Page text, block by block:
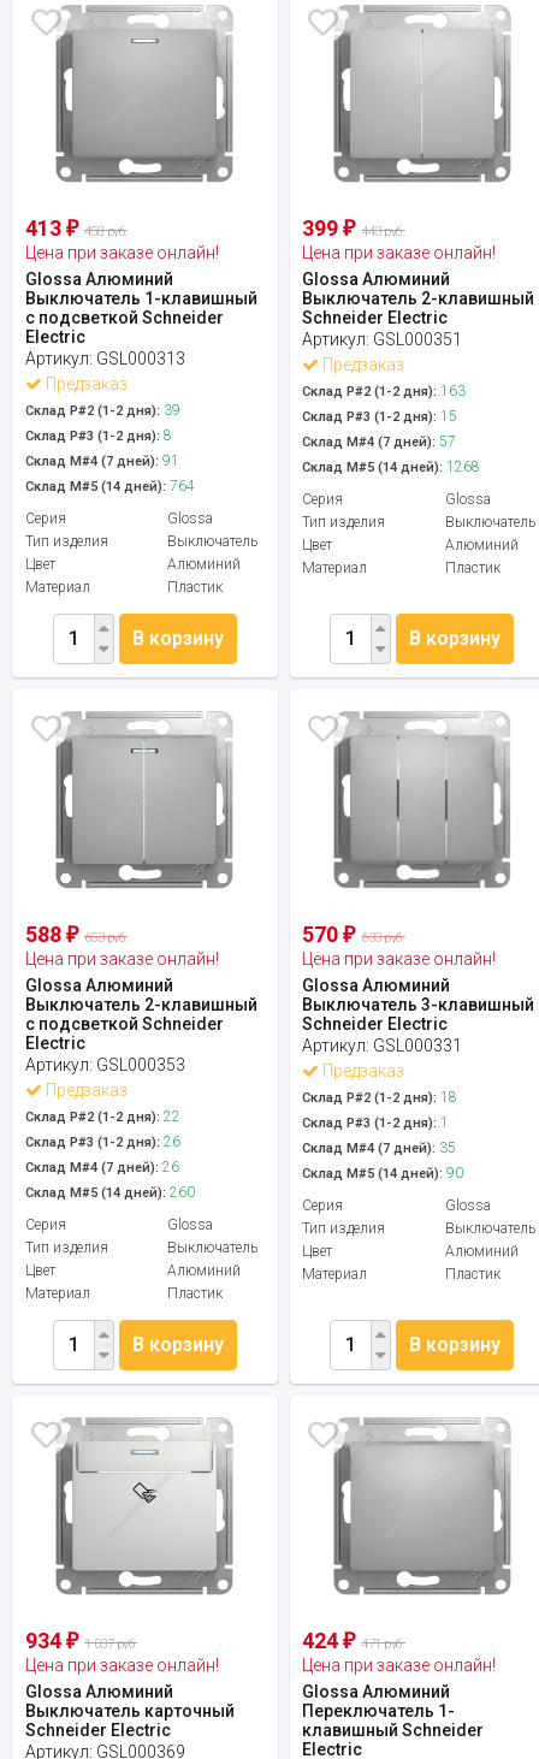
413 ₽ 458 руб.
Цена при заказе онлайн!
Glossa Алюминий
Выключатель 1-клавишный
с подсветкой Schneider
Electric
Артикул: GSL000313
Предзаказ
Склад Р#2 (1-2 дня): 39
Склад Р#3 (1-2 дня): 8
Склад М#4 (7 дней): 91
Склад М#5 (14 дней): 764
Серия
Glossa
Тип изделия
Выключатель
Цвет
Алюминий
Материал
Пластик
В корзину
399₽ 443 руб.
Цена при заказе онлайн!
Glossa Алюминий
Выключатель 2-клавишный
Schneider Electric
Артикул: GSL000351
Предзаказ
Склад Р#2 (1-2 дня): 163
Склад Р#3 (1-2 дня): 15
Склад М#4 (7 дней): 57
Склад М#5 (14 дней): 1268
Серия
Glossa
Тип изделия
Выключатель
Цвет
Алюминий
Материал
Пластик
В корзину
588 ₽ 653 руб.
Цена при заказе онлайн!
Glossa Алюминий
Выключатель 2-клавишный
с подсветкой Schneider
Electric
Артикул: GSL000353
Предзаказ
Склад Р#2 (1-2 дня): 22
Склад Р#3 (1-2 дня): 26
Склад М#4 (7 дней): 26
Склад М#5 (14 дней): 260
Серия
Glossa
Тип изделия
Выключатель
Цвет
Алюминий
Материал
Пластик
В корзину
570₽ 633 руб.
Цена при заказе онлайн!
Glossa Алюминий
Выключатель 3-клавишный
Schneider Electric
Артикул: GSL000331
Предзаказ
Склад Р#2 (1-2 дня): 18
Склад Р#3 (1-2 дня): 1
Склад М#4 (7 дней): 35
Склад М#5 (14 дней): 90
Серия
Glossa
Тип изделия
Выключатель
Цвет
Алюминий
Материал
Пластик
В корзину
934 ₽ 1 037 руб.
Цена при заказе онлайн!
Glossa Алюминий
Выключатель карточный
Schneider Electric
Артикул: GSL000369
424₽ 471 руб.
Цена при заказе онлайн!
Glossa Алюминий
Переключатель 1-
клавишный Schneider
Electric